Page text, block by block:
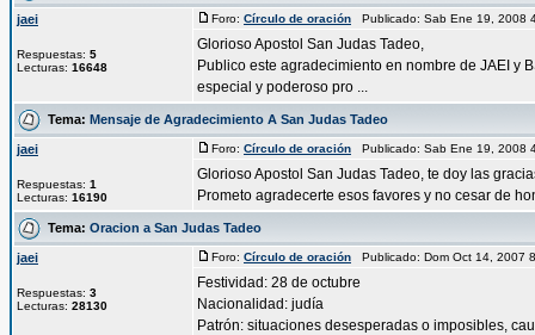
jaei
Respuestas: 5
Lecturas: 16648
Foro: Círculo de oración Publicado: Sab Ene 19,
Glorioso Apostol San Judas Tadeo,
Publico este agradecimiento en nombre de JAEI y
especial y poderoso pro ...
Tema: Mensaje de Agradecimiento A San Judas Tadeo
jaei
Respuestas: 1
Lecturas: 16190
Foro: Círculo de oración Publicado: Sab Ene 19,
Glorioso Apostol San Judas Tadeo, te doy las
Prometo agradecerte esos favores y no cesar de
Tema: Oracion a San Judas Tadeo
jaei
Respuestas: 3
Lecturas: 28130
Foro: Círculo de oración Publicado: Dom Oct 14,
Festividad: 28 de octubre
Nacionalidad: judía
Patrón: situaciones desesperadas o imposibles,